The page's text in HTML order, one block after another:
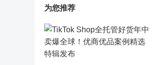
为您推荐